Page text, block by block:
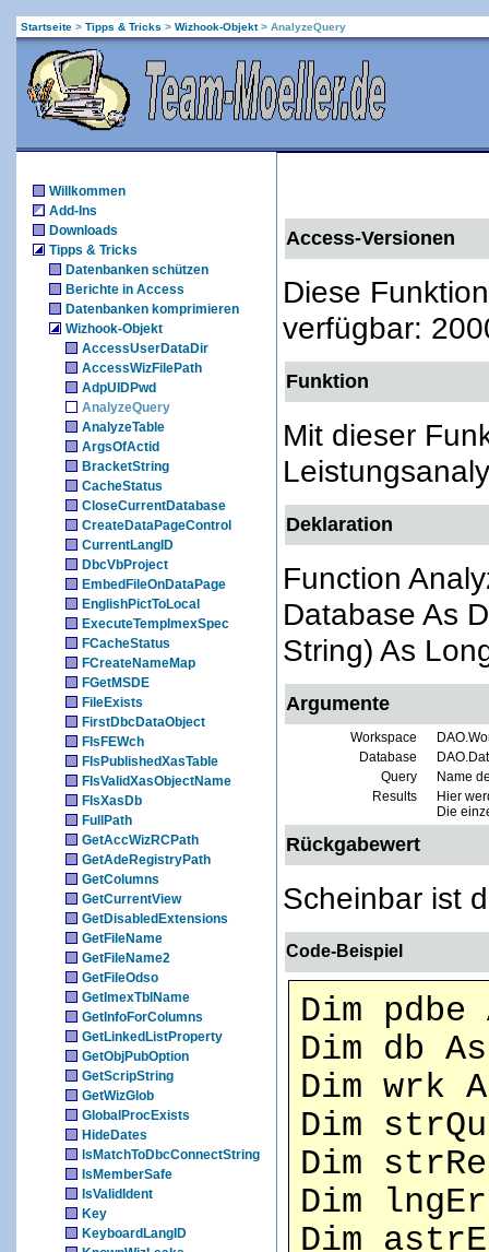
Startseite > Tipps & Tricks > Wizhook-Objekt> AnalyzeQuery
Willkommen
Add-Ins
Downloads
Tipps & Tricks
Datenbanken schützen
Berichte in Access
Datenbanken komprimieren
Wizhook-Objekt
AccessUserDataDir
AccessWizFilePath
AdpUIDPwd
AnalyzeQuery
AnalyzeTable
ArgsOfActid
BracketString
CacheStatus
CloseCurrentDatabase
CreateDataPageControl
CurrentLangID
DbcVbProject
EmbedFileOnDataPage
EnglishPictToLocal
ExecuteTempImexSpec
FCacheStatus
FCreateNameMap
FGetMSDE
FileExists
FirstDbcDataObject
FIsFEWch
FIsPublishedXasTable
FIsValidXasObjectName
FIsXasDb
FullPath
GetAccWizRCPath
GetAdeRegistryPath
GetColumns
GetCurrentView
GetDisabledExtensions
GetFileName
GetFileName2
GetFileOdso
GetImexTblName
GetInfoForColumns
GetLinkedListProperty
GetObjPubOption
GetScripString
GetWizGlob
GlobalProcExists
HideDates
IsMatchToDbcConnectString
IsMemberSafe
IsValidIdent
Key
KeyboardLangID
Access-Versionen
Diese
verfügbar:
Funktion
Mit dieser
Deklaration
Function
Database As
String) As
Argumente
Workspace
Database
Query
Name
Results
Hier
Die
Rückgabewert
Scheinbar ist
Code-Beispiel
Dim pdbe
Dim db
Dim wrk
Dim
Dim
Dim
Dim